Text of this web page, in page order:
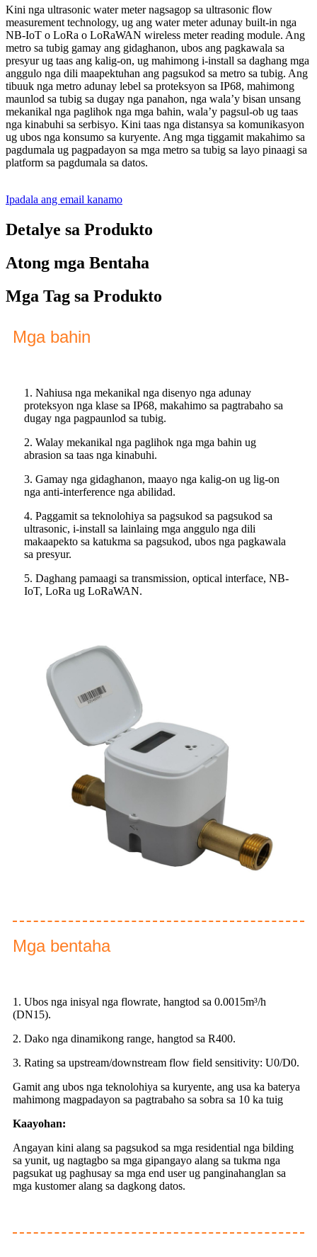
Kini nga ultrasonic water meter nagsagop sa ultrasonic flow
measurement technology, ug ang water meter adunay built-in nga
NB-IoT o LoRa o LoRaWAN wireless meter reading module. Ang
metro sa tubig gamay ang gidaghanon, ubos ang pagkawala sa
presyur ug taas ang kalig-on, ug mahimong i-install sa daghang mga
anggulo nga dili maapektuhan ang pagsukod sa metro sa tubig. Ang
tibuuk nga metro adunay lebel sa proteksyon sa IP68, mahimong
maunlod sa tubig sa dugay nga panahon, nga wala’y bisan unsang
mekanikal nga paglihok nga mga bahin, wala’y pagsul-ob ug taas
nga kinabuhi sa serbisyo. Kini taas nga distansya sa komunikasyon
ug ubos nga konsumo sa kuryente. Ang mga tiggamit makahimo sa
pagdumala ug pagpadayon sa mga metro sa tubig sa layo pinaagi sa
platform sa pagdumala sa datos.
Ipadala ang email kanamo
Detalye sa Produkto
Atong mga Bentaha
Mga Tag sa Produkto
Mga bahin
1. Nahiusa nga mekanikal nga disenyo nga adunay
proteksyon nga klase sa IP68, makahimo sa pagtrabaho sa
dugay nga pagpaunlod sa tubig.
2. Walay mekanikal nga paglihok nga mga bahin ug
abrasion sa taas nga kinabuhi.
3. Gamay nga gidaghanon, maayo nga kalig-on ug lig-on
nga anti-interference nga abilidad.
4. Paggamit sa teknolohiya sa pagsukod sa pagsukod sa
ultrasonic, i-install sa lainlaing mga anggulo nga dili
makaapekto sa katukma sa pagsukod, ubos nga pagkawala
sa presyur.
5. Daghang pamaagi sa transmission, optical interface, NB-
IoT, LoRa ug LoRaWAN.
Mga bentaha
1. Ubos nga inisyal nga flowrate, hangtod sa 0.0015m³/h
(DN15).
2. Dako nga dinamikong range, hangtod sa R400.
3. Rating sa upstream/downstream flow field sensitivity: U0/D0.
Gamit ang ubos nga teknolohiya sa kuryente, ang usa ka baterya
mahimong magpadayon sa pagtrabaho sa sobra sa 10 ka tuig
Kaayohan:
Angayan kini alang sa pagsukod sa mga residential nga bilding
sa yunit, ug nagtagbo sa mga gipangayo alang sa tukma nga
pagsukat ug paghusay sa mga end user ug panginahanglan sa
mga kustomer alang sa dagkong datos.